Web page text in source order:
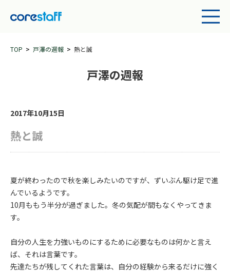
TOP 戸澤の週報 熱と誠
戸澤の週報
2017年10月15日
熱と誠
夏が終わったので秋を楽しみたいのですが、ずいぶん駆け足で進
んでいるようです。
10月ももう半分が過ぎました。 冬の気配が間もなくやってきま
す。
自分の人生を力強いものにするために必要なものは何かと言え
ば、それは言葉です。
先達たちが残してくれた言葉は、自分の経験から来るだけに強く